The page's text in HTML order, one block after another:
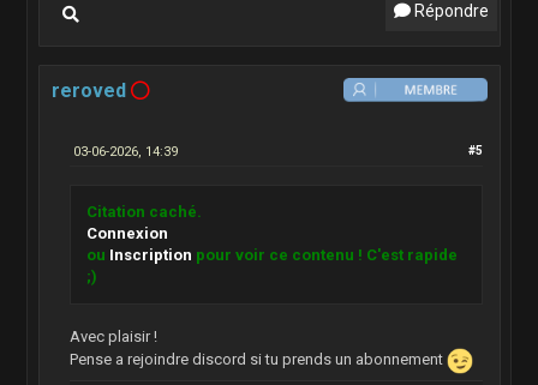
Répondre
reroved
#5
03-06-2026, 14:39
Citation caché.
Connexion
ou Inscription pour voir ce contenu ! C'est rapide
;)
Avec plaisir !
Pense a rejoindre discord si tu prends un abonnement